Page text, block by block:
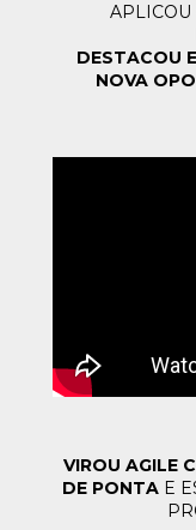
APLICOU
DESTACOU
NOVA
VIROU AGILE
DE PONTA E